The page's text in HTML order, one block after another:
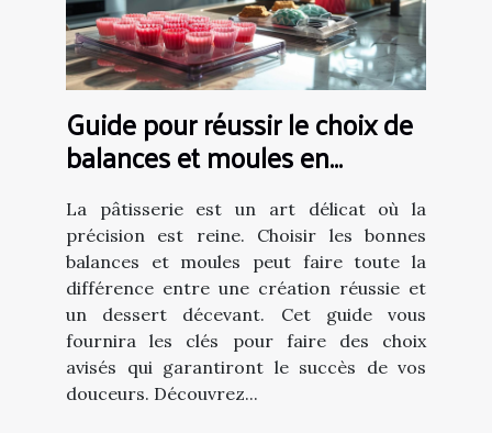
Guide pour réussir le choix de
balances et moules en
pâtisserie
La pâtisserie est un art délicat où la
précision est reine. Choisir les bonnes
balances et moules peut faire toute la
différence entre une création réussie et
un dessert décevant. Cet guide vous
fournira les clés pour faire des choix
avisés qui garantiront le succès de vos
douceurs. Découvrez...